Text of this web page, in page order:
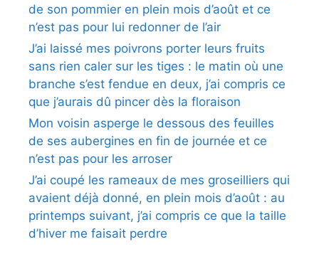
de son pommier en plein mois d’août et ce
n’est pas pour lui redonner de l’air
J’ai laissé mes poivrons porter leurs fruits
sans rien caler sur les tiges : le matin où une
branche s’est fendue en deux, j’ai compris ce
que j’aurais dû pincer dès la floraison
Mon voisin asperge le dessous des feuilles
de ses aubergines en fin de journée et ce
n’est pas pour les arroser
J’ai coupé les rameaux de mes groseilliers qui
avaient déjà donné, en plein mois d’août : au
printemps suivant, j’ai compris ce que la taille
d’hiver me faisait perdre